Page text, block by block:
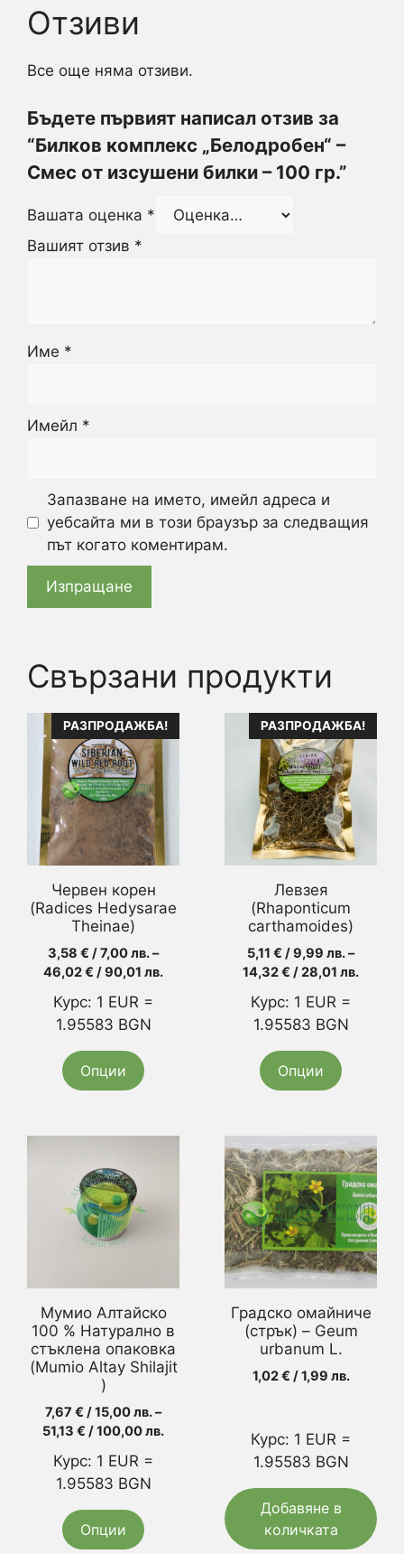
Отзиви
Все още няма отзиви.
Бъдете първият написал отзив за
“Билков комплекс „Белодробен“ –
Смес от изсушени билки – 100 гр.”
Вашата оценка *
Вашият отзив *
Име *
Имейл *
Запазване на името, имейл адреса и
уебсайта ми в този браузър за следващия
път когато коментирам.
Свързани продукти
РАЗПРОДАЖБА!
Червен корен
(Radices Hedysarae
Theinae)
3,58 € / 7,00 лв.–
46,02€ / 90,01 лв.Price
Курс: 1 EUR =
1.95583 BGN
Опции
This
product
has
multiple
variants.
The
options
may
be
chosen
the
product
page
РАЗПРОДАЖБА!
Левзея
(Rhaponticum
carthamoides)
5,11 € / 9,99 лв.–
14,32€ / 28,01 лв.Price
Курс: 1 EUR =
1.95583 BGN
Опции
product
multiple
variants.
options
chosen
the
product
page
Мумио Алтайско
100 % Натурално в
стъклена опаковка
(Mumio Altay Shilajit
)
7,67 € / 15,00 лв.–
51,13 € / 100,00 лв.Price
Курс: 1 EUR =
1.95583 BGN
Опции
multiple
variants.
may
be
chosen
on
product
page
Градско омайниче
(стрък) – Geum
urbanum L.
1,02€ / 1,99 лв.
Курс: 1 EUR =
1.95583 BGN
Добавяне в
количката